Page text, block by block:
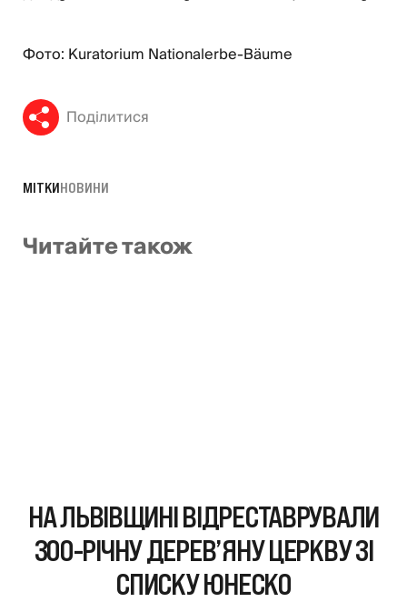
Фото: Kuratorium Nationalerbe-Bäume
Поділитися
МІТКИНОВИНИ
Читайте також
НА ЛЬВІВЩИНІ ВІДРЕСТАВРУВАЛИ
300-РІЧНУ ДЕРЕВ’ЯНУ ЦЕРКВУ ЗІ
СПИСКУ ЮНЕСКО